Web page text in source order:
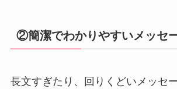
②簡潔でわかりやすいメッセ
長文すぎたり、回りくどいメッセ